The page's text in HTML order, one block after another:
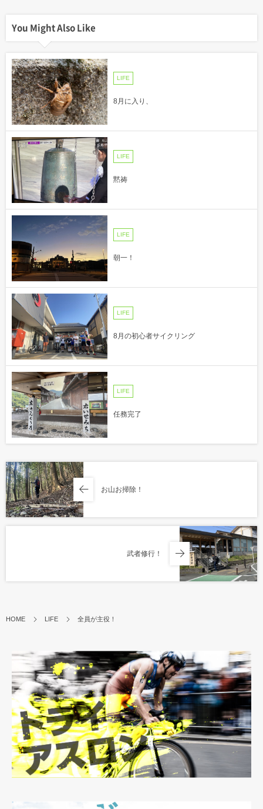
You Might Also Like
LIFE
8月に入り、
LIFE
黙祷
LIFE
朝一！
LIFE
8月の初心者サイクリング
LIFE
任務完了
お山お掃除！
武者修行！
HOME LIFE 全員が主役！